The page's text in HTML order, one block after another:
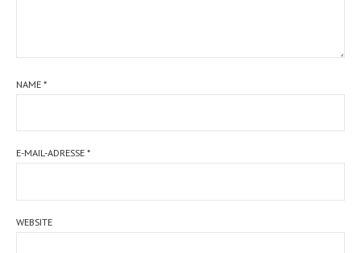
NAME*
E-MAIL-ADRESSE*
WEBSITE